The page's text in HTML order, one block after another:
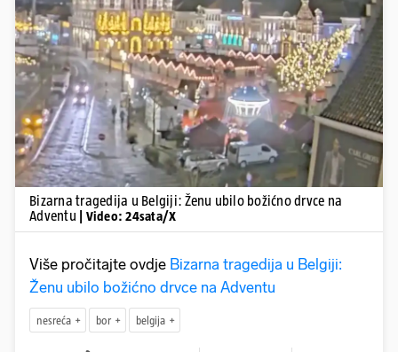
Pokretanje videa...
Bizarna tragedija u Belgiji: Ženu ubilo božićno drvce na
Adventu
| Video: 24sata/X
Više pročitajte ovdje Bizarna tragedija u Belgiji:
Ženu ubilo božićno drvce na Adventu
nesreća bor belgija